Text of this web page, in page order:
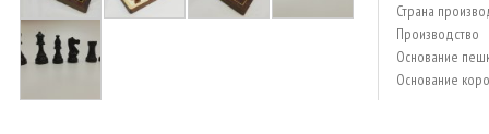
Страна
Производство
Основание
Основание